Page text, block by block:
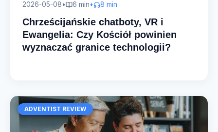
2026-05-08• 6 min• 8 min
Chrześcijańskie chatboty, VR i
Ewangelia: Czy Kościół powinien
wyznaczać granice technologii?
ADVENTIST REVIEW